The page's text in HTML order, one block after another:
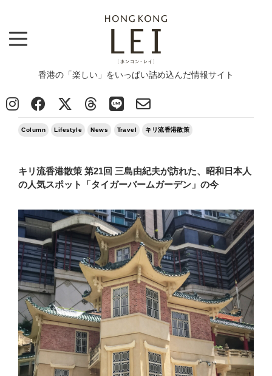
香港の「楽しい」をいっぱい詰め込んだ情報サイト
Column
>
2022/11/06
Column Lifestyle News Travel キリ流香港散策
キリ流香港散策 第21回 三島由紀夫が訪れた、昭和日本人
の人気スポット「タイガーバームガーデン」の今